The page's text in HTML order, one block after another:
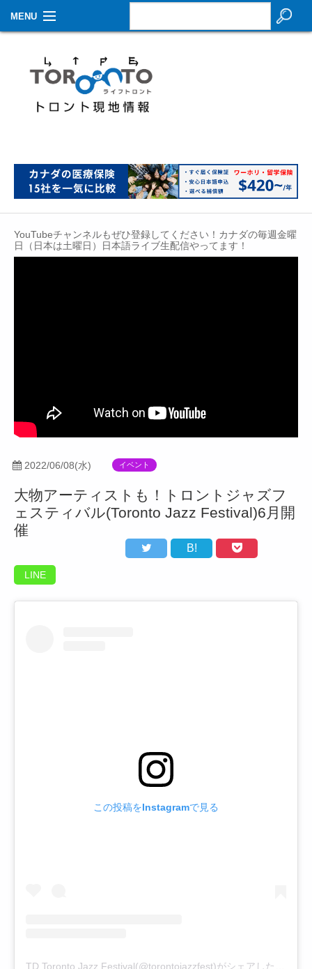
MENU
生活情報
その他
イベントカレンダー
Contact
YouTubeチャンネルもぜひ登録してください！カナダの毎週金曜
日（日本は土曜日）日本語ライブ生配信やってます！
2022/06/08(水) イベント
大物アーティストも！トロントジャズフ
ェスティバル(Toronto Jazz Festival)6月開
催
B!
LINE
この投稿をInstagramで見る
TD Toronto Jazz Festival(@torontojazzfest)がシェアした投稿